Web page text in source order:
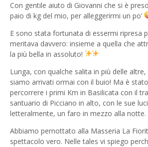
Con gentile aiuto di Giovanni che si è
paio di kg del mio, per alleggerirmi un po’
E sono stata fortunata di essermi ripresa
meritava davvero: insieme a quella che
la più bella in assoluto!
Lunga, con qualche salita in più delle
siamo arrivati ormai con il buio! Ma è
percorrere i primi Km in Basilicata con il
santuario di Picciano in alto, con le sue
letteralmente, un faro in mezzo alla notte.
Abbiamo pernottato alla Masseria La
spettacolo vero. Nelle tales vi spiego